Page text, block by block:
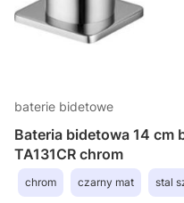
baterie bidetowe
Bateria bidetowa 14 cm
TA131CR chrom
chrom czarny mat stal